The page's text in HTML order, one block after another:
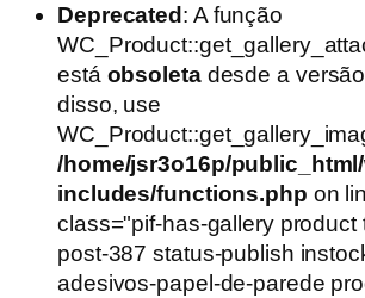
preço
original
era:
R$54,90.
preço
atual
é:
Deprecated : A função
está obsoletadesde a
disso, use
/home/jsr3o16p/
includes/functions.php on
class="pif-has-gallery product
post-387 status-publish
adesivos-papel-de-parede